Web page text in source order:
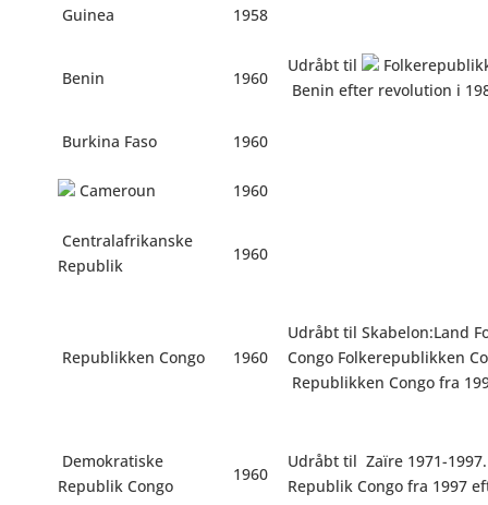
Guinea 1958
Benin 1960
Udråbt til
Benin efter revolution i
Burkina Faso 1960
Cameroun 1960
Centralafrikanske
Republik
1960
Republikken Congo 1960
Udråbt til Skabelon:Land
Congo Folkerepublikken
Republikken Congo fra
Demokratiske
Republik Congo
1960
Udråbt til Zaïre 1971-
Republik Congo fra 1997